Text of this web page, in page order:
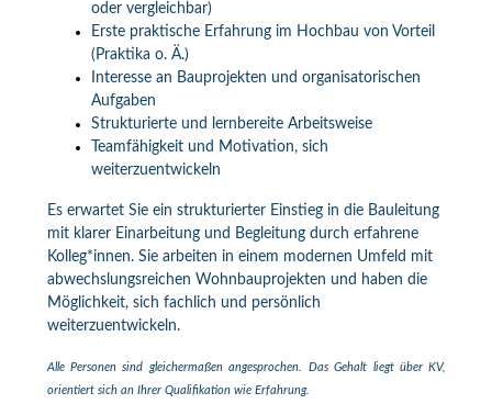
oder vergleichbar)
Erste praktische Erfahrung im Hochbau von Vorteil
(Praktika o. Ä.)
Interesse an Bauprojekten und organisatorischen
Aufgaben
Strukturierte und lernbereite Arbeitsweise
Teamfähigkeit und Motivation, sich
weiterzuentwickeln
Es erwartet Sie ein strukturierter Einstieg in die Bauleitung
mit klarer Einarbeitung und Begleitung durch erfahrene
Kolleg*innen. Sie arbeiten in einem modernen Umfeld mit
abwechslungsreichen Wohnbauprojekten und haben die
Möglichkeit, sich fachlich und persönlich
weiterzuentwickeln.
Alle Personen sind gleichermaßen angesprochen. Das Gehalt liegt über KV,
orientiert sich an Ihrer Qualifikation wie Erfahrung.